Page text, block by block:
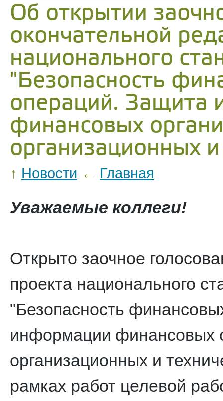
Об открытии
окончательной
национального
"Безопасность
операций. Защита
финансовых
организационных
↑ Новости ← Главная
Уважаемые коллеги!
Открыто заочное
проекта национального
"Безопасность
информации финансовых
организационных и
рамках работ целевой